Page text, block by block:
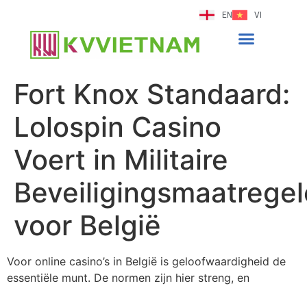
EN VI
Fort Knox Standaard:
Lolospin Casino
Voert in Militaire
voor België
Voor online casino’s in België is geloofwaardigheid de
essentiële munt. De normen zijn hier streng, en